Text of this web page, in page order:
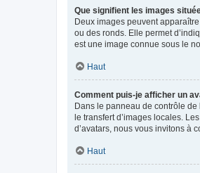
Que signifient les images
Deux images peuvent
ou des ronds. Elle permet
est une image connue sous le
Haut
Comment puis-je afficher un
Dans le panneau de contrôle de
le transfert d’images locales.
d’avatars, nous vous invitons à
Haut